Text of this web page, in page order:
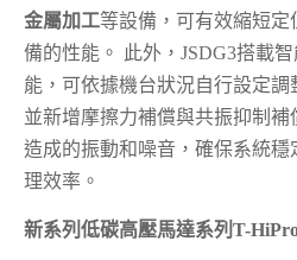
金屬加工等設備，可有效縮短
備的性能。 此外，JSDG3搭載
能，可依據機台狀況自行設定調
並新增摩擦力補償與共振抑制
造成的振動和噪音，確保系統
理效率。
新系列低碳高壓馬達系列T-